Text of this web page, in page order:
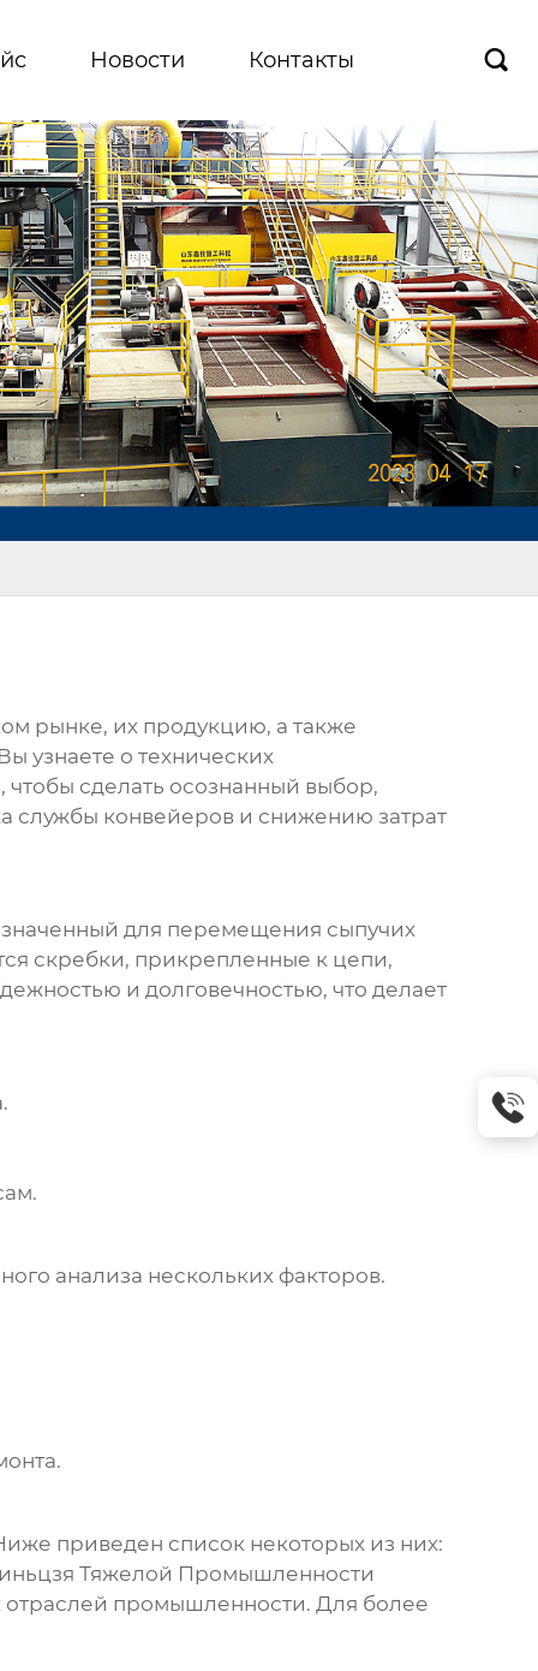
Новости Контакты 
рынке, их продукцию, а также
узнаете о технических
сделать осознанный выбор,
службы конвейеров и снижению затрат
для перемещения сыпучих
скребки, прикрепленные к цепи,
и долговечностью, что делает
анализа нескольких факторов.
приведен список некоторых из них:
Тяжелой Промышленности
отраслей промышленности. Для более